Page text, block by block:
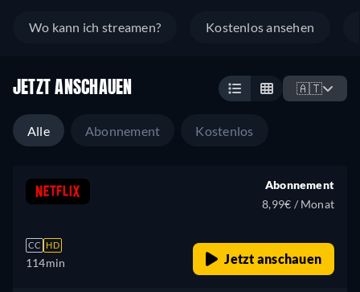
Wo kann ich streamen? Kostenlos ansehen
JETZT ANSCHAUEN 🇦🇹
Alle Abonnement Kostenlos
CC HD
114min
Abonnement
8,99€ / Monat
Jetzt anschauen